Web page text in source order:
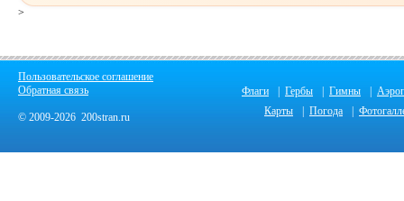
>
Пользовательское соглашение
Обратная связь
© 2009-2026 200stran.ru
Флаги Гербы Гимны
Карты
Погода